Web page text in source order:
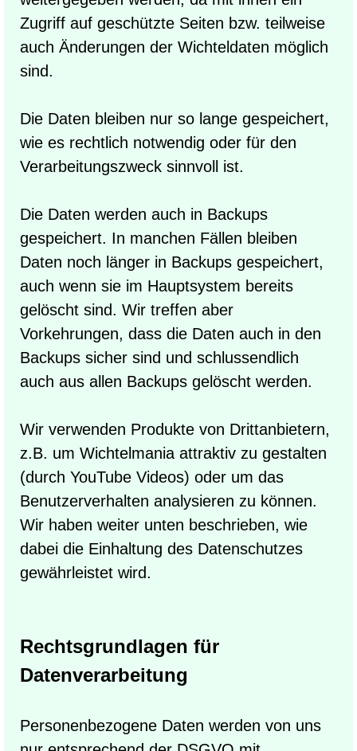
Zugriff auf geschützte Seiten bzw. teilweise
auch Änderungen der Wichteldaten möglich
sind.
Die Daten bleiben nur so lange gespeichert,
wie es rechtlich notwendig oder für den
Verarbeitungszweck sinnvoll ist.
Die Daten werden auch in Backups
gespeichert. In manchen Fällen bleiben
Daten noch länger in Backups gespeichert,
auch wenn sie im Hauptsystem bereits
gelöscht sind. Wir treffen aber
Vorkehrungen, dass die Daten auch in den
Backups sicher sind und schlussendlich
auch aus allen Backups gelöscht werden.
Wir verwenden Produkte von Drittanbietern,
z.B. um Wichtelmania attraktiv zu gestalten
(durch YouTube Videos) oder um das
Benutzerverhalten analysieren zu können.
Wir haben weiter unten beschrieben, wie
dabei die Einhaltung des Datenschutzes
gewährleistet wird.
Rechtsgrundlagen für
Datenverarbeitung
Personenbezogene Daten werden von uns